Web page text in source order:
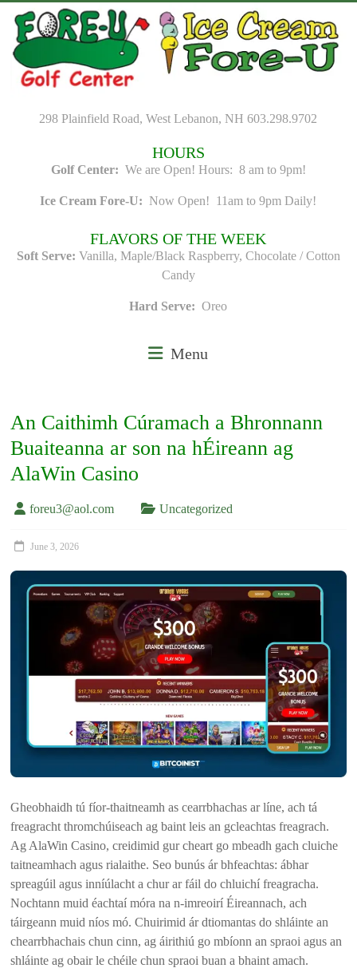
content
298 Plainfield Road, West Lebanon, NH 603.298.9702
HOURS
Golf Center: We are Open! Hours: 8 am to 9pm!
Ice Cream Fore-U: Now Open! 11am to 9pm Daily!
FLAVORS OF THE WEEK
Soft Serve: Vanilla, Maple/Black Raspberry, Chocolate / Cotton
Candy
Hard Serve: Oreo
Menu
An Caithimh Cúramach a Bhronnann
Buaiteanna ar son na hÉireann ag
AlaWin Casino
foreu3@aol.com Uncategorized
June 3, 2026
Gheobhaidh tú fíor-thaitneamh as cearrbhachas ar líne, ach tá
freagracht thromchúiseach ag baint leis an gcleachtas freagrach.
Ag AlaWin Casino, creidimid gur cheart go mbeadh gach cluiche
taitneamhach agus rialaithe. Seo bunús ár bhfeachtas: ábhar
spreagúil agus inníúlacht a chur ar fáil do chluichí freagracha.
Nochtann muid éachtaí móra na n-imreoirí Éireannach, ach
táirgeann muid níos mó. Chuirimid ár dtiomantas do shláinte an
chearrbhachais chun cinn, ag áirithiú go mbíonn an spraoi agus an
shláinte ag obair le chéile chun spraoi buan a bhaint amach.